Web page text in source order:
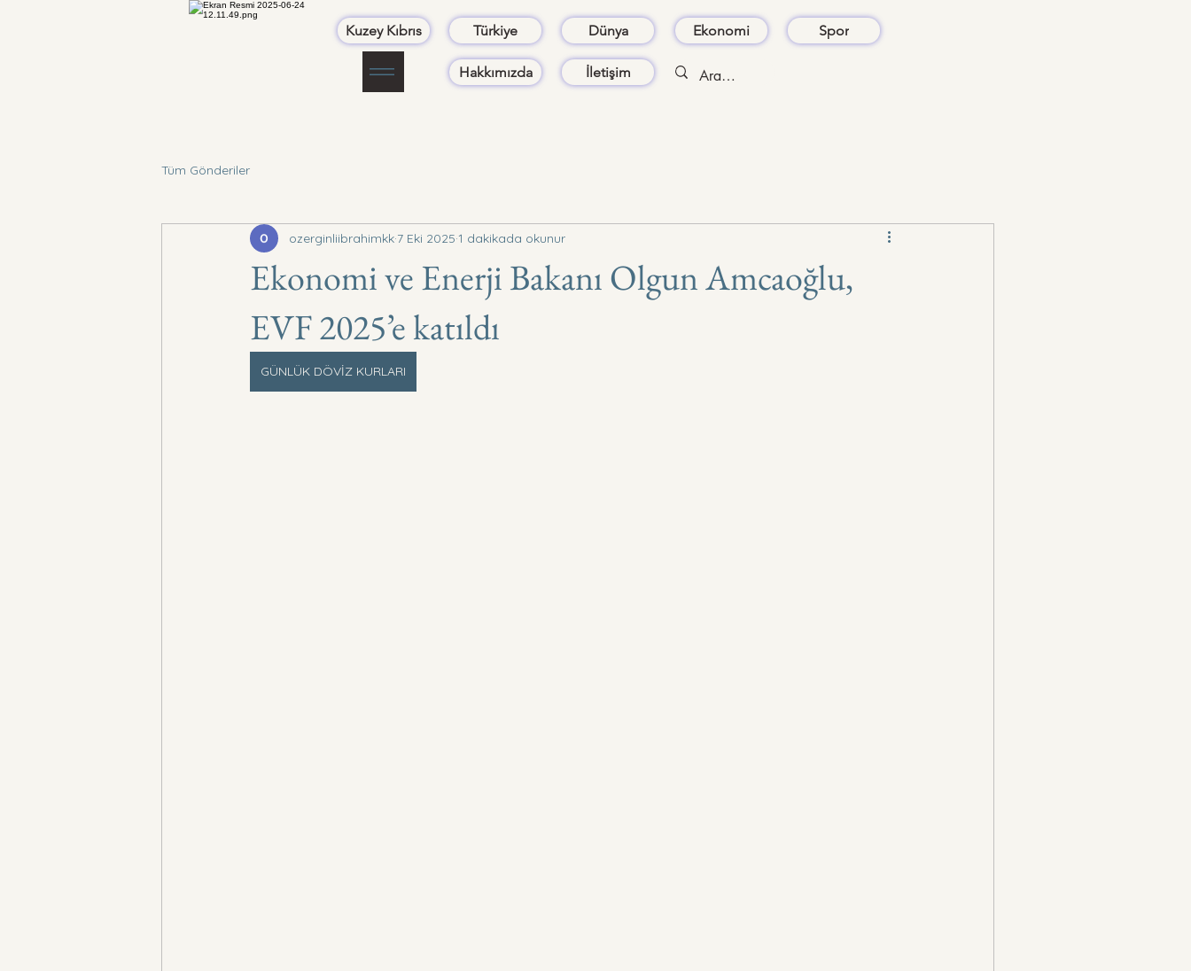
Kuzey Kıbrıs Türkiye
Hakkımızda
Dünya
İletişim
Ekonomi Spor
Tüm Gönderiler
Ekonomi ve Enerji Bakanı Olgun Amcaoğlu,
EVF 2025’e katıldı
ozerginliibrahimkk 7 Eki 2025 1 dakikada okunur
GÜNLÜK DÖVİZ KURLARI